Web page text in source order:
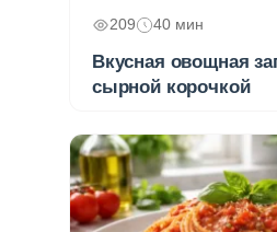
209 40 мин
Вкусная овощная
сырной корочкой